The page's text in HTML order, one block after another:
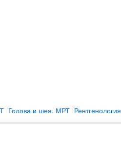
Голова и шея. МРТ Рентгенология